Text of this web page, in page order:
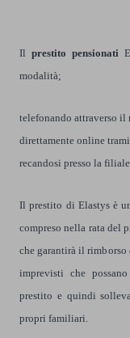
Il prestito pensionati
modalità;
telefonando attraverso il
direttamente online
recandosi presso la filiale
Il prestito di Elastys è
compreso nella rata del
che garantirà il
imprevisti che
prestito e quindi
propri familiari.